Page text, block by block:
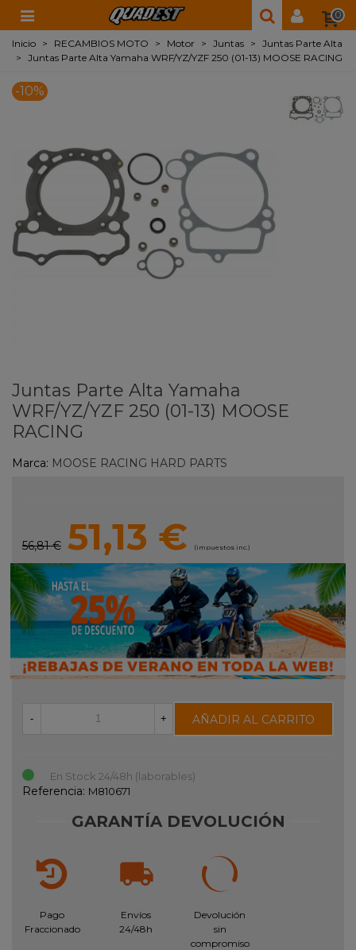
0
Inicio > RECAMBIOS MOTO > Motor > Juntas > Juntas Parte Alta
> Juntas Parte Alta Yamaha WRF/YZ/YZF 250 (01-13) MOOSE RACING
-10%
Juntas Parte Alta Yamaha
WRF/YZ/YZF 250 (01-13) MOOSE
RACING
Marca: MOOSE RACING HARD PARTS
56,81 € 51,13 € (impuestos inc.)
- + AÑADIR AL CARRITO
En Stock 24/48h (laborables)
Referencia: M810671
GARANTÍA DEVOLUCIÓN
Pago
Fraccionado
Envíos
24/48h
Devolución
sin
compromiso